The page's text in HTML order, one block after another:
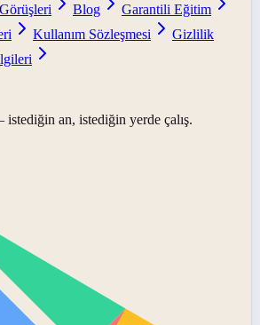
Blog
Garantili Eğitim
Kullanım Sözleşmesi
Gizlilik
an, istediğin yerde çalış.